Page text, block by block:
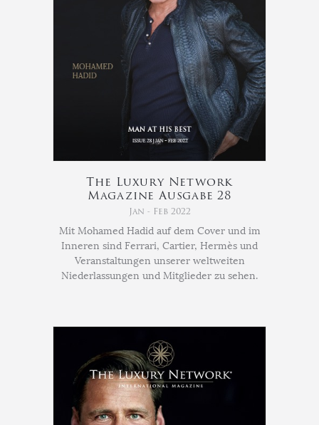
The Luxury Network
Magazine Ausgabe 28
Jan - Feb 2022
Mit Mohamed Hadid auf dem Cover und im
Inneren sind Ferrari, Cartier, Hermès und
Veranstaltungen unserer weltweiten
Niederlassungen und Mitglieder zu sehen.